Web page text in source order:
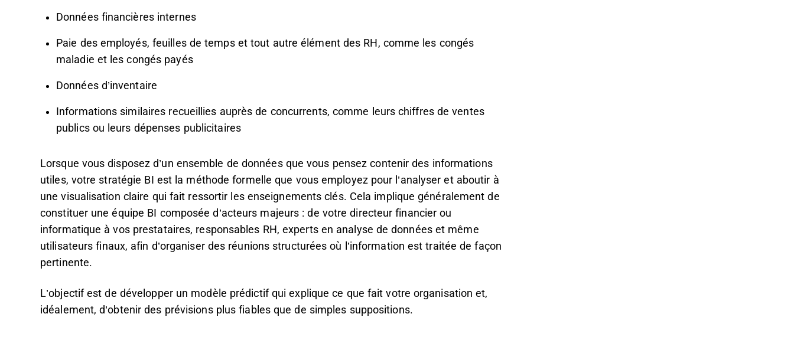
Données financières internes
Paie des employés, feuilles de temps et tout autre élément des RH, comme les congés
maladie et les congés payés
Données d’inventaire
Informations similaires recueillies auprès de concurrents, comme leurs chiffres de ventes
publics ou leurs dépenses publicitaires
Lorsque vous disposez d’un ensemble de données que vous pensez contenir des informations
utiles, votre stratégie BI est la méthode formelle que vous employez pour l’analyser et aboutir à
une visualisation claire qui fait ressortir les enseignements clés. Cela implique généralement de
constituer une équipe BI composée d’acteurs majeurs : de votre directeur financier ou
informatique à vos prestataires, responsables RH, experts en analyse de données et même
utilisateurs finaux, afin d’organiser des réunions structurées où l’information est traitée de façon
pertinente.
L’objectif est de développer un modèle prédictif qui explique ce que fait votre organisation et,
idéalement, d’obtenir des prévisions plus fiables que de simples suppositions.